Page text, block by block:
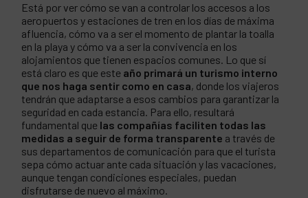
Está por ver cómo se van a controlar los accesos a los
aeropuertos y estaciones de tren en los días de máxima
afluencia, cómo va a ser el momento de plantar la toalla
en la playa y cómo va a ser la convivencia en los
alojamientos que tienen espacios comunes. Lo que sí
está claro es que este año primará un turismo interno
que nos haga sentir como en casa, donde los viajeros
tendrán que adaptarse a esos cambios para garantizar la
seguridad en cada estancia. Para ello, resultará
fundamental que las compañías faciliten todas las
medidas a seguir de forma transparente a través de
sus departamentos de comunicación para que el turista
sepa cómo actuar ante cada situación y las vacaciones,
aunque tengan condiciones especiales, puedan
disfrutarse de nuevo al máximo.